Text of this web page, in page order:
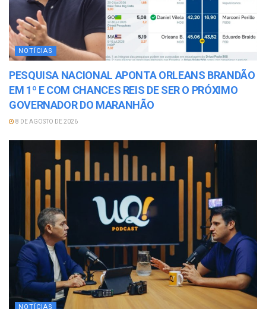
NOTÍCIAS
PESQUISA NACIONAL APONTA ORLEANS BRANDÃO
EM 1º E COM CHANCES REIS DE SER O PRÓXIMO
GOVERNADOR DO MARANHÃO
8 DE AGOSTO DE 2026
NOTÍCIAS